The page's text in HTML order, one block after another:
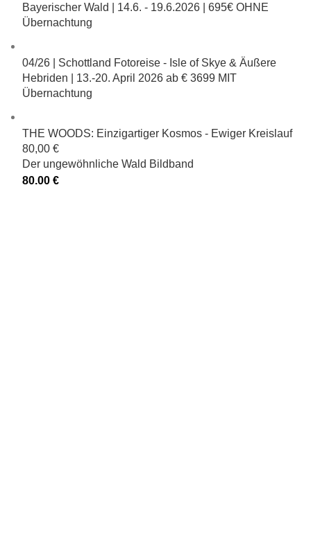
Bayerischer Wald | 14.6. - 19.6.2026 |
695€ OHNE
Übernachtung
04/26 | Schottland Fotoreise - Isle of Skye & Äußere
Hebriden | 13.-20. April 2026 ab € 3699 MIT
Übernachtung
THE WOODS: Einzigartiger Kosmos - Ewiger Kreislauf
80,00 €
Der ungewöhnliche Wald Bildband
80.00 €